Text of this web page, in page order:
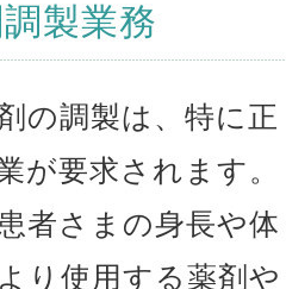
製業務
の調製は、特に正
が要求されます。
者さまの身長や体
り使用する薬剤や